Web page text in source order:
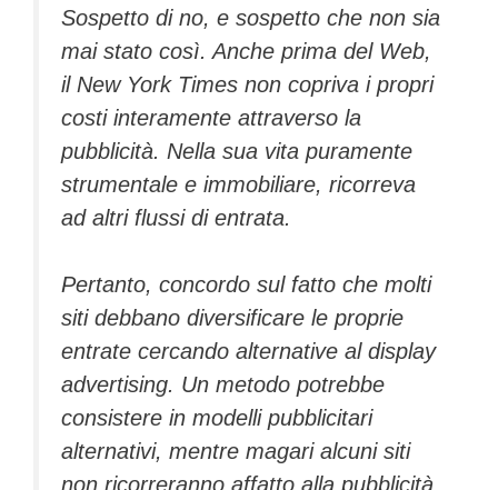
Sospetto di no, e sospetto che non sia
mai stato così. Anche prima del Web,
il New York Times non copriva i propri
costi interamente attraverso la
pubblicità. Nella sua vita puramente
strumentale e immobiliare, ricorreva
ad altri flussi di entrata.
Pertanto, concordo sul fatto che molti
siti debbano diversificare le proprie
entrate cercando alternative al display
advertising. Un metodo potrebbe
consistere in modelli pubblicitari
alternativi, mentre magari alcuni siti
non ricorreranno affatto alla pubblicità